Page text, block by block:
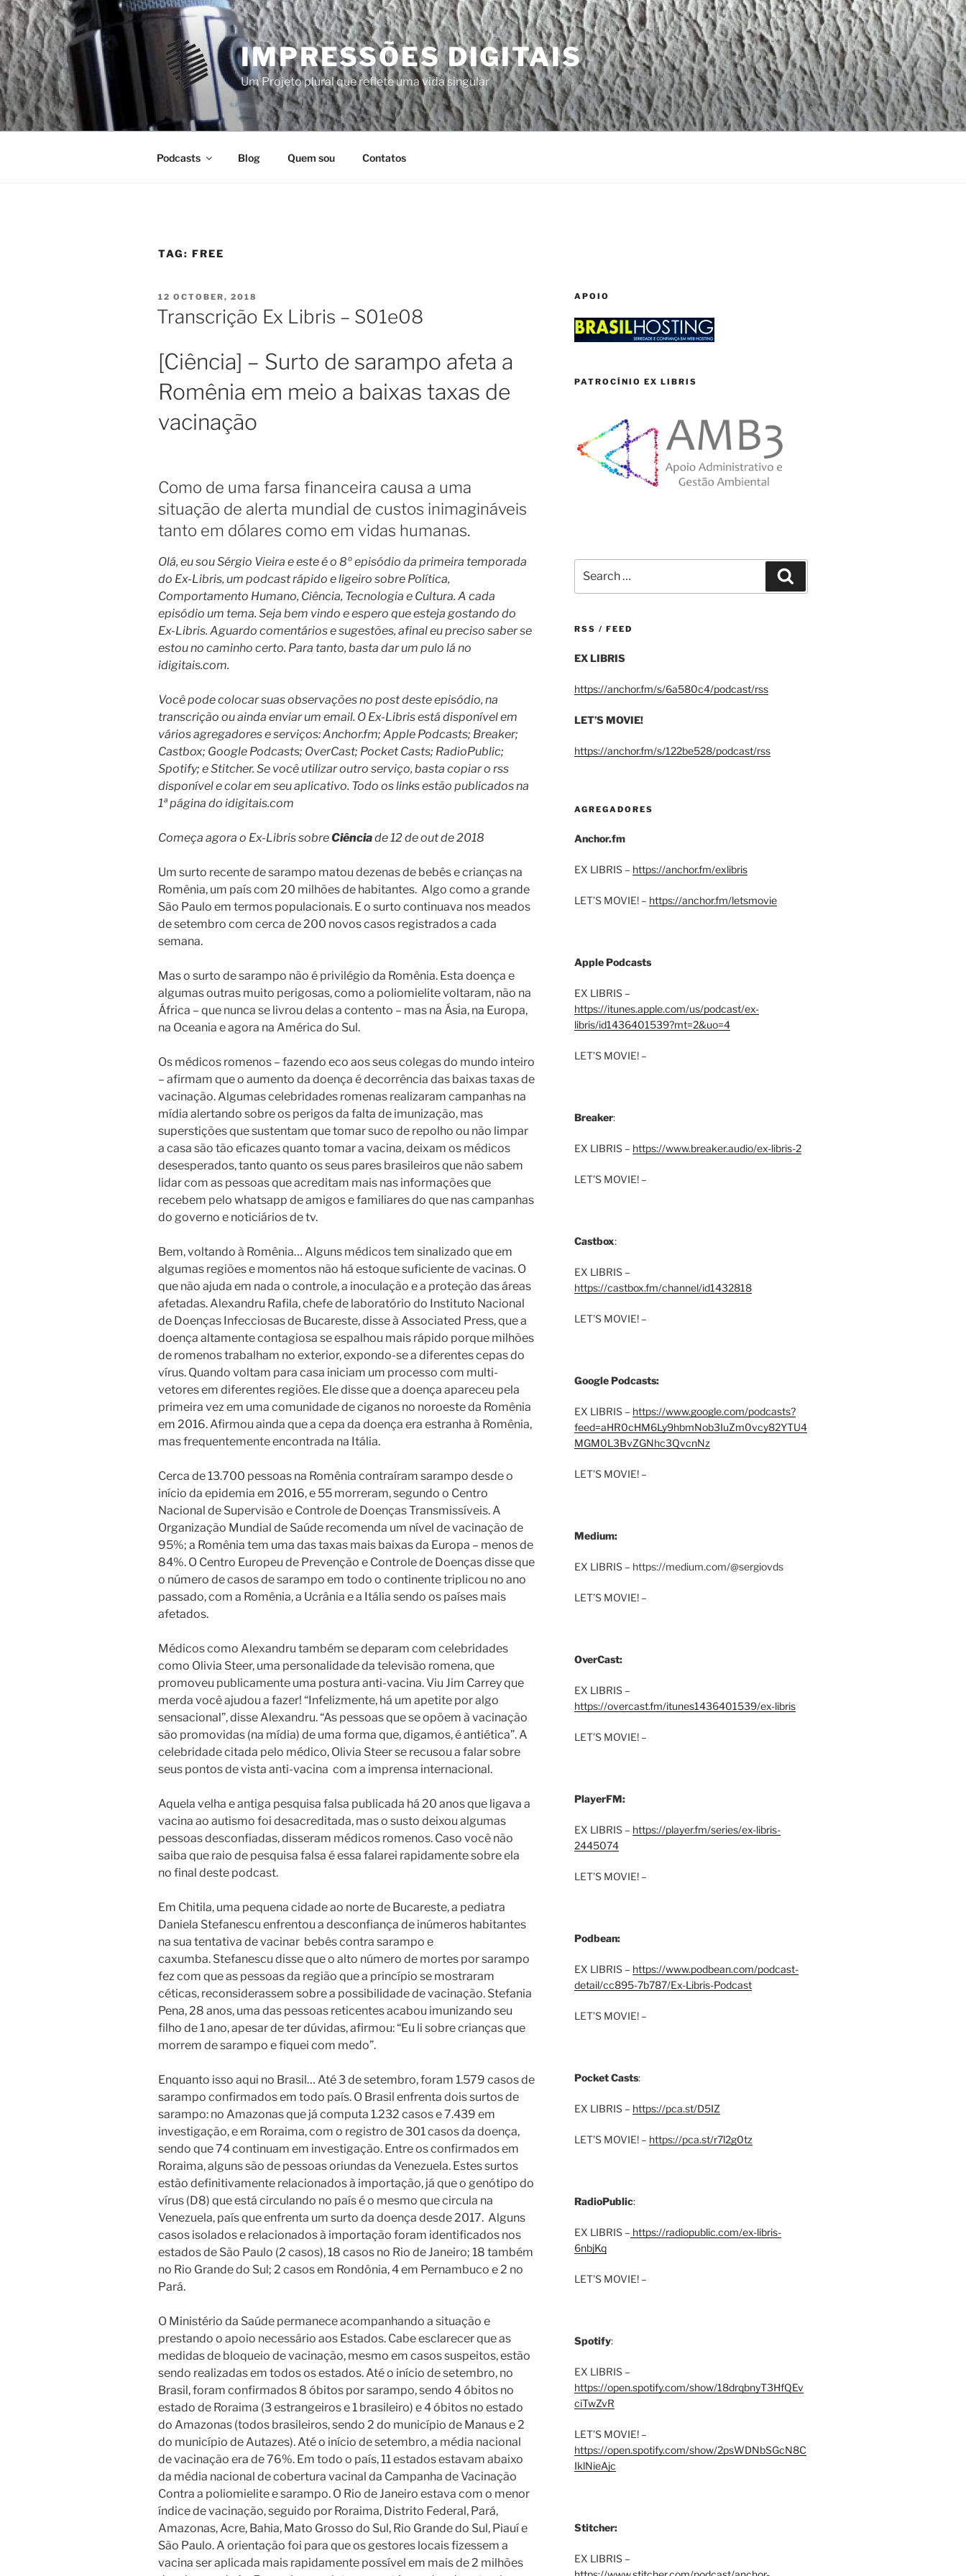
Skip
to
content
IMPRESSÕES DIGITAIS
Um Projeto plural que reflete uma vida singular
Podcasts Blog Quem sou Contatos
TAG: FREE
POSTED
ON
12 OCTOBER, 2018
Transcrição Ex Libris – S01e08
[Ciência] – Surto de sarampo afeta a
Romênia em meio a baixas taxas de
vacinação
Como de uma farsa financeira causa a uma
situação de alerta mundial de custos inimagináveis
tanto em dólares como em vidas humanas.
Olá, eu sou Sérgio Vieira e este é o 8º episódio da primeira temporada
do Ex-Libris, um podcast rápido e ligeiro sobre Política,
Comportamento Humano, Ciência, Tecnologia e Cultura. A cada
episódio um tema. Seja bem vindo e espero que esteja gostando do
Ex-Libris. Aguardo comentários e sugestões, afinal eu preciso saber se
estou no caminho certo. Para tanto, basta dar um pulo lá no
idigitais.com.
Você pode colocar suas observações no post deste episódio, na
transcrição ou ainda enviar um email. O Ex-Libris está disponível em
vários agregadores e serviços: Anchor.fm; Apple Podcasts; Breaker;
Castbox; Google Podcasts; OverCast; Pocket Casts; RadioPublic;
Spotify; e Stitcher. Se você utilizar outro serviço, basta copiar o rss
disponível e colar em seu aplicativo. Todo os links estão publicados na
1ª página do idigitais.com
Começa agora o Ex-Libris sobreCiênciade 12 de out de 2018
Um surto recente de sarampo matou dezenas de bebês e crianças na
Romênia, um país com 20 milhões de habitantes. Algo como a grande
São Paulo em termos populacionais. E o surto continuava nos meados
de setembro com cerca de 200 novos casos registrados a cada
semana.
Mas o surto de sarampo não é privilégio da Romênia. Esta doença e
algumas outras muito perigosas, como a poliomielite voltaram, não na
África – que nunca se livrou delas a contento – mas na Ásia, na Europa,
na Oceania e agora na América do Sul.
Os médicos romenos – fazendo eco aos seus colegas do mundo inteiro
– afirmam que o aumento da doença é decorrência das baixas taxas de
vacinação. Algumas celebridades romenas realizaram campanhas na
mídia alertando sobre os perigos da falta de imunização, mas
superstições que sustentam que tomar suco de repolho ou não limpar
a casa são tão eficazes quanto tomar a vacina, deixam os médicos
desesperados, tanto quanto os seus pares brasileiros que não sabem
lidar com as pessoas que acreditam mais nas informações que
recebem pelo whatsapp de amigos e familiares do que nas campanhas
do governo e noticiários de tv.
Bem, voltando à Romênia… Alguns médicos tem sinalizado que em
algumas regiões e momentos não há estoque suficiente de vacinas. O
que não ajuda em nada o controle, a inoculação e a proteção das áreas
afetadas. Alexandru Rafila, chefe de laboratório do Instituto Nacional
de Doenças Infecciosas de Bucareste, disse à Associated Press, que a
doença altamente contagiosa se espalhou mais rápido porque milhões
de romenos trabalham no exterior, expondo-se a diferentes cepas do
vírus. Quando voltam para casa iniciam um processo com multi-
vetores em diferentes regiões. Ele disse que a doença apareceu pela
primeira vez em uma comunidade de ciganos no noroeste da Romênia
em 2016. Afirmou ainda que a cepa da doença era estranha à Romênia,
mas frequentemente encontrada na Itália.
Cerca de 13.700 pessoas na Romênia contraíram sarampo desde o
início da epidemia em 2016, e 55 morreram, segundo o Centro
Nacional de Supervisão e Controle de Doenças Transmissíveis. A
Organização Mundial de Saúde recomenda um nível de vacinação de
95%; a Romênia tem uma das taxas mais baixas da Europa – menos de
84%. O Centro Europeu de Prevenção e Controle de Doenças disse que
o número de casos de sarampo em todo o continente triplicou no ano
passado, com a Romênia, a Ucrânia e a Itália sendo os países mais
afetados.
Médicos como Alexandru também se deparam com celebridades
como Olivia Steer, uma personalidade da televisão romena, que
promoveu publicamente uma postura anti-vacina. Viu Jim Carrey que
merda você ajudou a fazer! “Infelizmente, há um apetite por algo
sensacional”, disse Alexandru. “As pessoas que se opõem à vacinação
são promovidas (na mídia) de uma forma que, digamos, é antiética”. A
celebridade citada pelo médico, Olivia Steer se recusou a falar sobre
seus pontos de vista anti-vacina com a imprensa internacional.
Aquela velha e antiga pesquisa falsa publicada há 20 anos que ligava a
vacina ao autismo foi desacreditada, mas o susto deixou algumas
pessoas desconfiadas, disseram médicos romenos. Caso você não
saiba que raio de pesquisa falsa é essa falarei rapidamente sobre ela
no final deste podcast.
Em Chitila, uma pequena cidade ao norte de Bucareste, a pediatra
Daniela Stefanescu enfrentou a desconfiança de inúmeros habitantes
na sua tentativa de vacinar bebês contra sarampo e
caxumba. Stefanescu disse que o alto número de mortes por sarampo
fez com que as pessoas da região que a princípio se mostraram
céticas, reconsiderassem sobre a possibilidade de vacinação. Stefania
Pena, 28 anos, uma das pessoas reticentes acabou imunizando seu
filho de 1 ano, apesar de ter dúvidas, afirmou: “Eu li sobre crianças que
morrem de sarampo e fiquei com medo”.
Enquanto isso aqui no Brasil… Até 3 de setembro, foram 1.579 casos de
sarampo confirmados em todo país. O Brasil enfrenta dois surtos de
sarampo: no Amazonas que já computa 1.232 casos e 7.439 em
investigação, e em Roraima, com o registro de 301 casos da doença,
sendo que 74 continuam em investigação. Entre os confirmados em
Roraima, alguns são de pessoas oriundas da Venezuela. Estes surtos
estão definitivamente relacionados à importação, já que o genótipo do
vírus (D8) que está circulando no país é o mesmo que circula na
Venezuela, país que enfrenta um surto da doença desde 2017. Alguns
casos isolados e relacionados à importação foram identificados nos
estados de São Paulo (2 casos), 18 casos no Rio de Janeiro; 18 também
no Rio Grande do Sul; 2 casos em Rondônia, 4 em Pernambuco e 2 no
Pará.
O Ministério da Saúde permanece acompanhando a situação e
prestando o apoio necessário aos Estados. Cabe esclarecer que as
medidas de bloqueio de vacinação, mesmo em casos suspeitos, estão
sendo realizadas em todos os estados. Até o início de setembro, no
Brasil, foram confirmados 8 óbitos por sarampo, sendo 4 óbitos no
estado de Roraima (3 estrangeiros e 1 brasileiro) e 4 óbitos no estado
do Amazonas (todos brasileiros, sendo 2 do município de Manaus e 2
do município de Autazes). Até o início de setembro, a média nacional
de vacinação era de 76%. Em todo o país, 11 estados estavam abaixo
da média nacional de cobertura vacinal da Campanha de Vacinação
Contra a poliomielite e sarampo. O Rio de Janeiro estava com o menor
índice de vacinação, seguido por Roraima, Distrito Federal, Pará,
Amazonas, Acre, Bahia, Mato Grosso do Sul, Rio Grande do Sul, Piauí e
São Paulo. A orientação foi para que os gestores locais fizessem a
vacina ser aplicada mais rapidamente possível em mais de 2 milhões
APOIO
PATROCÍNIO EX LIBRIS
for:
RSS / FEED
EX LIBRIS
https://anchor.fm/s/6a580c4/podcast/rss
LET’S MOVIE!
https://anchor.fm/s/122be528/podcast/rss
AGREGADORES
Anchor.fm
EX LIBRIS – https://anchor.fm/exlibris
LET’S MOVIE! – https://anchor.fm/letsmovie
Apple Podcasts
EX LIBRIS –
https://itunes.apple.com/us/podcast/ex-
libris/id1436401539?mt=2&uo=4
LET’S MOVIE! –
Breaker:
EX LIBRIS – https://www.breaker.audio/ex-libris-2
LET’S MOVIE! –
Castbox:
EX LIBRIS –
https://castbox.fm/channel/id1432818
LET’S MOVIE! –
Google Podcasts:
EX LIBRIS – https://www.google.com/podcasts?
feed=aHR0cHM6Ly9hbmNob3IuZm0vcy82YTU4
MGM0L3BvZGNhc3QvcnNz
LET’S MOVIE! –
Medium:
EX LIBRIS – https://medium.com/@sergiovds
LET’S MOVIE! –
OverCast:
EX LIBRIS –
https://overcast.fm/itunes1436401539/ex-libris
LET’S MOVIE! –
PlayerFM:
EX LIBRIS – https://player.fm/series/ex-libris-
2445074
LET’S MOVIE! –
Podbean:
EX LIBRIS – https://www.podbean.com/podcast-
detail/cc895-7b787/Ex-Libris-Podcast
LET’S MOVIE! –
Pocket Casts:
EX LIBRIS – https://pca.st/D5IZ
LET’S MOVIE! – https://pca.st/r7l2g0tz
RadioPublic:
EX LIBRIS – https://radiopublic.com/ex-libris-
6nbjKq
LET’S MOVIE! –
Spotify:
EX LIBRIS –
https://open.spotify.com/show/18drqbnyT3HfQEv
ciTwZvR
LET’S MOVIE! –
https://open.spotify.com/show/2psWDNbSGcN8C
IklNieAjc
Stitcher:
EX LIBRIS –